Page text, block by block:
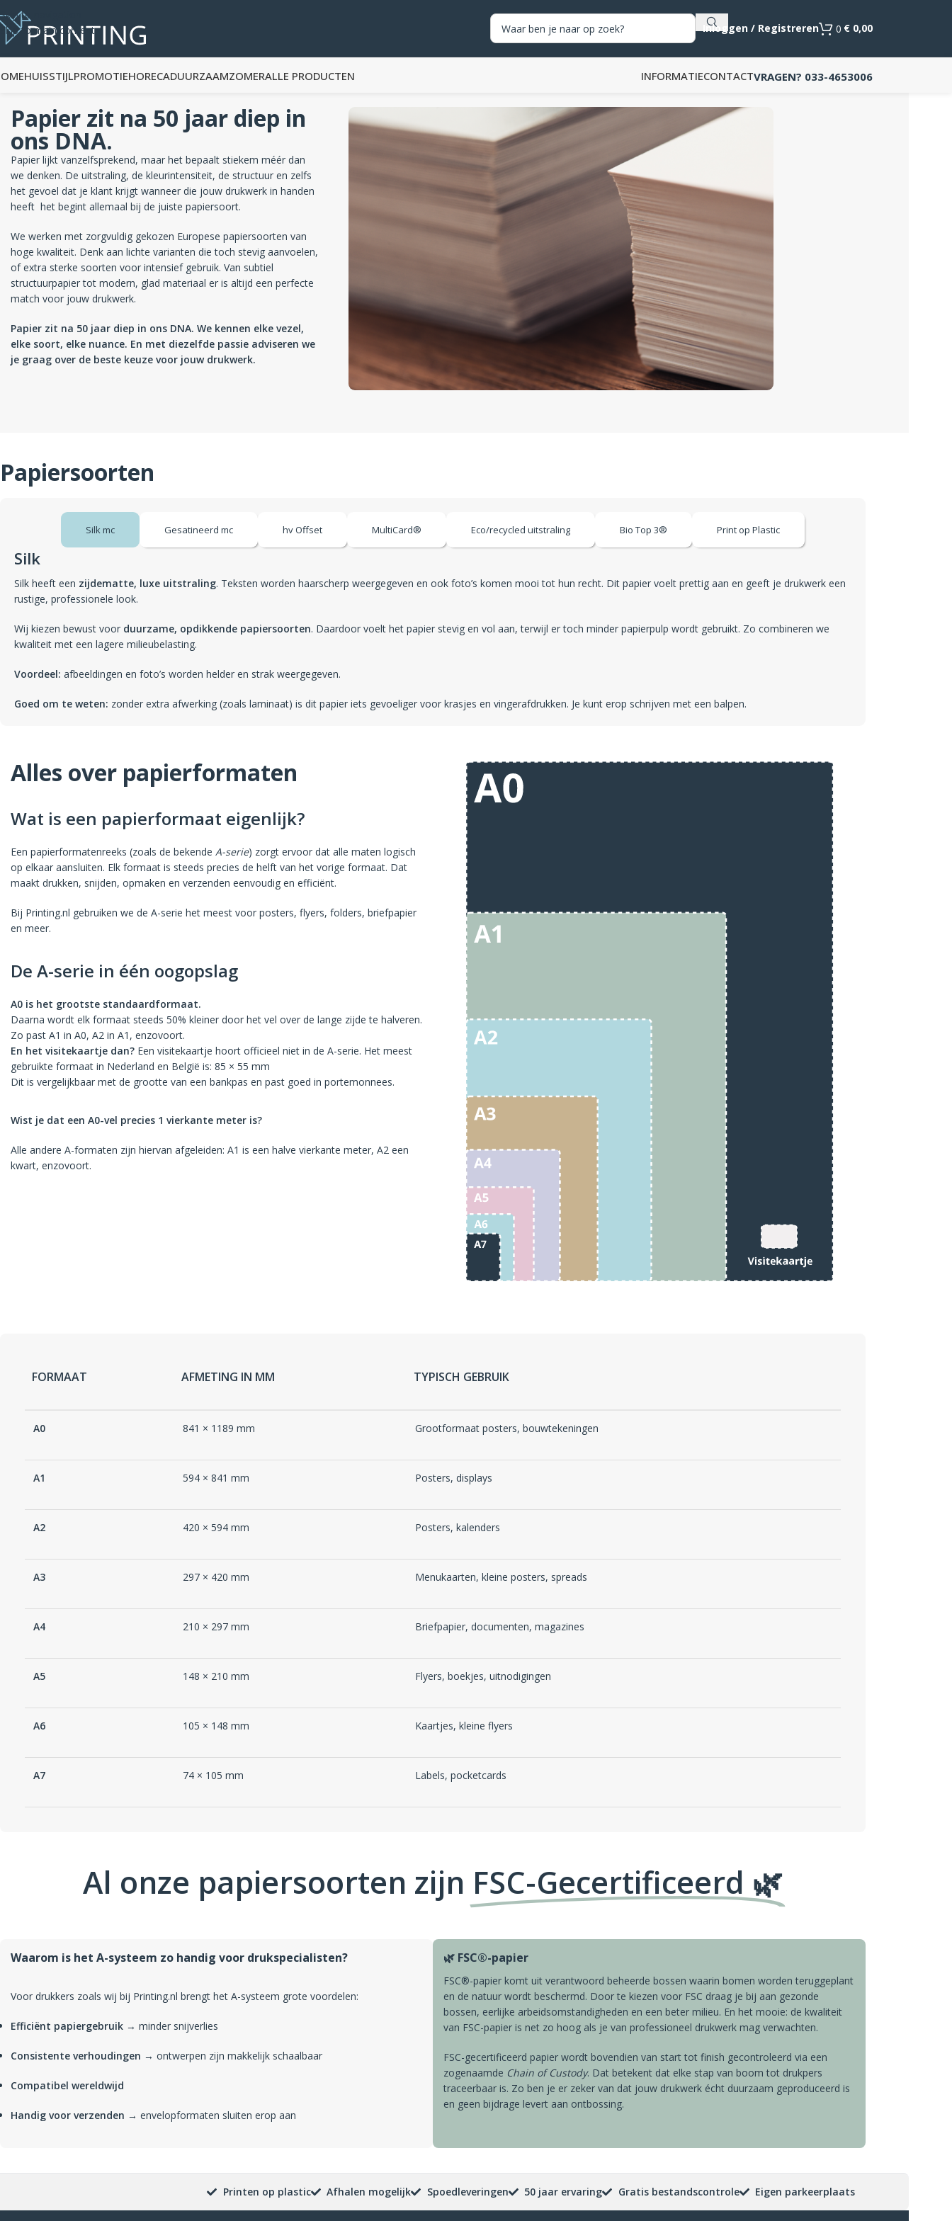
Skip to navigation
Skip to main content
Als de resultaten voor automatisch aanvullen
Inloggen / Registreren 0 € 0,00
HUISSTIJLPROMOTIEHORECADUURZAAMZOMERALLE PRODUCTEN INFORMATIECONTACTVRAGEN? 033-4653006
Papier zit na 50 jaar diep in
ons DNA.
Papier lijkt vanzelfsprekend, maar het bepaalt stiekem méér dan
we denken. De uitstraling, de kleurintensiteit, de structuur en zelfs
het gevoel dat je klant krijgt wanneer die jouw drukwerk in handen
heeft het begint allemaal bij de juiste papiersoort.
We werken met zorgvuldig gekozen Europese papiersoorten van
hoge kwaliteit. Denk aan lichte varianten die toch stevig aanvoelen,
of extra sterke soorten voor intensief gebruik. Van subtiel
structuurpapier tot modern, glad materiaal er is altijd een perfecte
match voor jouw drukwerk.
Papier zit na 50 jaar diep in ons DNA. We kennen elke vezel,
elke soort, elke nuance. En met diezelfde passie adviseren we
je graag over de beste keuze voor jouw drukwerk.
Papiersoorten
Silk mc Gesatineerd mc hv Offset MultiCard® Eco/recycled uitstraling Bio Top 3® Print op Plastic
Silk
Silk heeft een zijdematte, luxe uitstraling. Teksten worden haarscherp weergegeven en ook foto’s komen mooi tot hun recht. Dit papier voelt prettig aan en geeft je drukwerk een
rustige, professionele look.
Wij kiezen bewust voor duurzame, opdikkende papiersoorten. Daardoor voelt het papier stevig en vol aan, terwijl er toch minder papierpulp wordt gebruikt. Zo combineren we
kwaliteit met een lagere milieubelasting.
Voordeel: afbeeldingen en foto’s worden helder en strak weergegeven.
Goed om te weten: zonder extra afwerking (zoals laminaat) is dit papier iets gevoeliger voor krasjes en vingerafdrukken. Je kunt erop schrijven met een balpen.
Alles over papierformaten
Wat is een papierformaat eigenlijk?
Een papierformatenreeks (zoals de bekende A-serie) zorgt ervoor dat alle maten logisch
op elkaar aansluiten. Elk formaat is steeds precies de helft van het vorige formaat. Dat
maakt drukken, snijden, opmaken en verzenden eenvoudig en efficiënt.
Bij Printing.nl gebruiken we de A-serie het meest voor posters, flyers, folders, briefpapier
en meer.
De A-serie in één oogopslag
A0 is het grootste standaardformaat.
Daarna wordt elk formaat steeds 50% kleiner door het vel over de lange zijde te halveren.
Zo past A1 in A0, A2 in A1, enzovoort.
En het visitekaartje dan? Een visitekaartje hoort officieel niet in de A-serie. Het meest
gebruikte formaat in Nederland en België is: 85 × 55 mm
Dit is vergelijkbaar met de grootte van een bankpas en past goed in portemonnees.
Wist je dat een A0-vel precies 1 vierkante meter is?
Alle andere A-formaten zijn hiervan afgeleiden: A1 is een halve vierkante meter, A2 een
kwart, enzovoort.
FORMAAT AFMETING IN MM TYPISCH GEBRUIK
A0 841 × 1189 mm Grootformaat posters, bouwtekeningen
A1 594 × 841 mm Posters, displays
A2 420 × 594 mm Posters, kalenders
A3 297 × 420 mm Menukaarten, kleine posters, spreads
A4 210 × 297 mm Briefpapier, documenten, magazines
A5 148 × 210 mm Flyers, boekjes, uitnodigingen
A6 105 × 148 mm Kaartjes, kleine flyers
A7 74 × 105 mm Labels, pocketcards
Al onze papiersoorten zijn FSC-Gecertificeerd 🌿
Waarom is het A-systeem zo handig voor drukspecialisten?
Voor drukkers zoals wij bij Printing.nl brengt het A-systeem grote voordelen:
Efficiënt papiergebruik → minder snijverlies
Consistente verhoudingen → ontwerpen zijn makkelijk schaalbaar
Compatibel wereldwijd
Handig voor verzenden → envelopformaten sluiten erop aan
🌿 FSC®-papier
FSC®-papier komt uit verantwoord beheerde bossen waarin bomen worden teruggeplant
en de natuur wordt beschermd. Door te kiezen voor FSC draag je bij aan gezonde
bossen, eerlijke arbeidsomstandigheden en een beter milieu. En het mooie: de kwaliteit
van FSC-papier is net zo hoog als je van professioneel drukwerk mag verwachten.
FSC-gecertificeerd papier wordt bovendien van start tot finish gecontroleerd via een
zogenaamde Chain of Custody. Dat betekent dat elke stap van boom tot drukpers
traceerbaar is. Zo ben je er zeker van dat jouw drukwerk écht duurzaam geproduceerd is
en geen bijdrage levert aan ontbossing.
Printen op plastic Afhalen mogelijk Spoedleveringen 50 jaar ervaring Gratis bestandscontrole Eigen parkeerplaats